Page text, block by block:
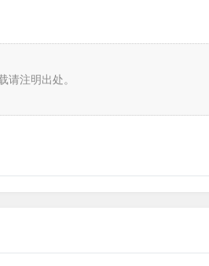
请注明出处。